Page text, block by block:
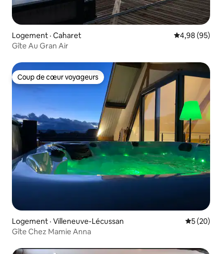
Logement · Caharet Note
4,98 (95)
Gîte Au Gran Air
Coup de cœur voyageurs
Coup de cœur voyageurs
Logement · Villeneuve-Lécussan Note
5 (20)
Gîte Chez Mamie Anna